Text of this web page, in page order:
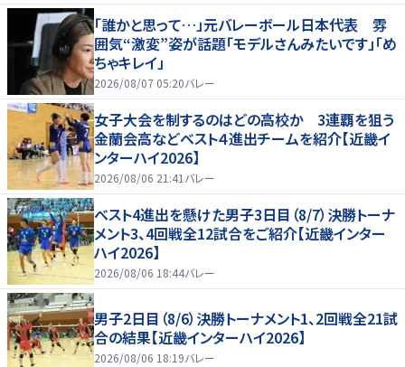
「誰かと思って…」元バレーボール日本代表 雰
囲気“激変”姿が話題「モデルさんみたいです」「め
ちゃキレイ」
2026/08/07 05:20バレー
女子大会を制するのはどの高校か 3連覇を狙う
金蘭会高などベスト４進出チームを紹介【近畿イ
ンターハイ2026】
2026/08/06 21:41 バレー
ベスト4進出を懸けた男子3日目（8/7）決勝トーナ
メント3、4回戦全12試合をご紹介【近畿インター
ハイ2026】
2026/08/06 18:44バレー
男子2日目（8/6）決勝トーナメント1、2回戦全21試
合の結果【近畿インターハイ2026】
2026/08/06 18:19バレー